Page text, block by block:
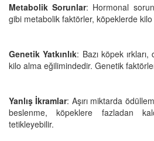
Metabolik Sorunlar: Hormonal
gibi metabolik faktörler, köpeklerde kilo
Genetik Yatkınlık: Bazı köpek
kilo alma eğilimindedir. Genetik
Yanlış İkramlar: Aşırı miktarda
beslenme, köpeklere fazladan
tetikleyebilir.